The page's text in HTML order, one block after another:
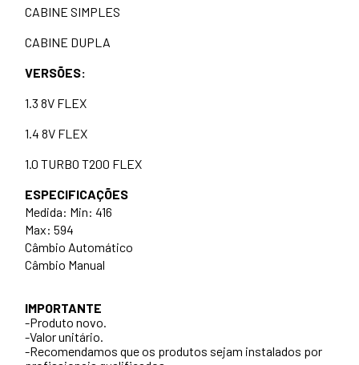
CABINE SIMPLES
CABINE DUPLA
VERSÕES:
1.3 8V FLEX
1.4 8V FLEX
1.0 TURBO T200 FLEX
ESPECIFICAÇÕES
Medida: Min: 416
Max: 594
Câmbio Automático
Câmbio Manual
IMPORTANTE
-Produto novo.
-Valor unitário.
-Recomendamos que os produtos sejam instalados por